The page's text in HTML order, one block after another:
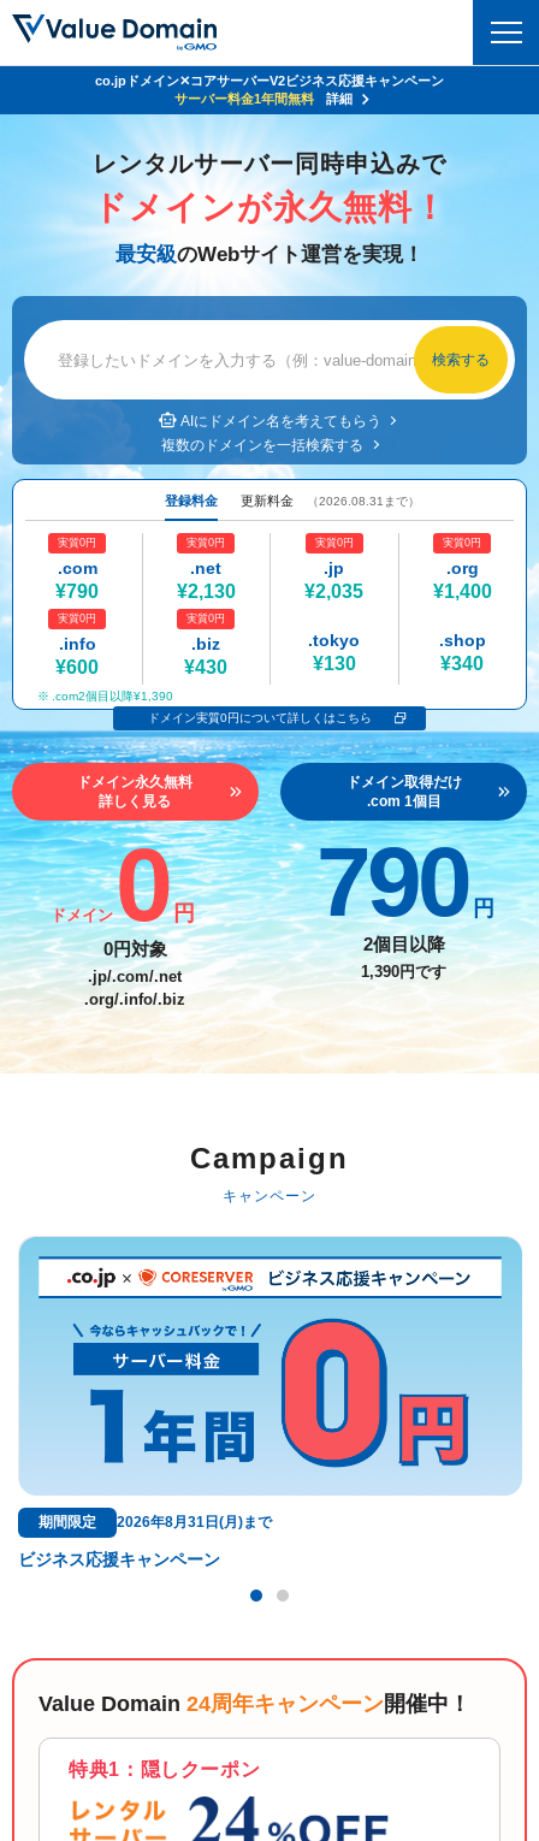
ドメイントップ
ドメイン検索
ドメイン価格一覧
.jpドメインオークション
NEW!
.jpドメインバックオーダー
プレミアムドメイン
人気ドメインの種類
WHOIS検索
レンタルサーバー
サーバートップ
バリューサーバー
XREA
Oneレンタルサーバー
セキュリティ
セキュリティトップ
Value Domain ネットde診断
SSL証明書
サービス
サービストップ
お得意様割引
紹介制度
バリュードメインAPI
ドメイン・ホスティングOEM
ドメインコンシェルジュ
Value Domain Analyzer
Value AI Writer
facebook
x
サポート
マニュアル ライブチャット
お問い合わせ
従来のバリュードメインをご利用希望の方
Value Domainにログイン
外部サービスでの登録が一部未対応（Google等）
おすすめ One レンタルサーバーを含む最新の機能を使う方
Value Domain Oneにログイン
ユーザー登録
従来のバリュードメインをご利用希望の方
Value Domainユーザー登録
外部サービスでの登録が一部未対応（Google等）
おすすめ One レンタルサーバーを含む最新の機能を使う方
Value Domain Oneアカウント作成
以下でも登録可能
GMO ID Amazon
※AmazonはValue Domain Oneのアカウント作成画面へ遷移します
co.jpドメイン✕コアサーバーV2ビジネス応援キャンペーン
サーバー料金1年間無料
詳細
レンタルサーバー同時申込みで
ドメインが永久無料！
最安級のWebサイト運営を実現！
AIにドメイン名を考えてもらう
複数のドメインを一括検索する
登録料金 更新料金 （2026.08.31まで）
実質0円
.com
¥790
実質0円
.net
¥2,130
実質0円
.jp
¥2,035
実質0円
.org
¥1,400
実質0円
.info
¥600
実質0円
.biz
¥430
.tokyo
¥130
.shop
¥340
.com2個目以降¥1,390
ドメイン実質0円について詳しくはこちら
ドメイン永久無料
詳しく見る
ドメイン0 円
0円対象
.jp/.com/.net
.org/.info/.biz
ドメイン取得だけ
.com 1個目
790 円
2個目以降
1,390円です
Campaign
キャンペーン
期間限定 2026年8月31日(月)まで
ジネス応援キャンペーン
Value Domain 24周年キャンペーン開催中！
特典1：隠しクーポン